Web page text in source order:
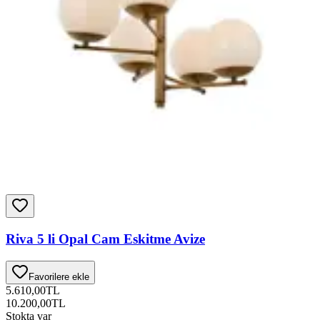
Riva 5 li Opal Cam Eskitme Avize
Favorilere ekle
5.610,00TL
10.200,00TL
Stokta var